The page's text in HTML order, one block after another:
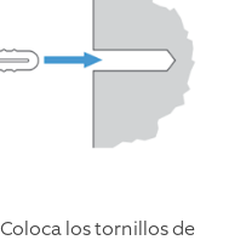
Coloca los tornillos de